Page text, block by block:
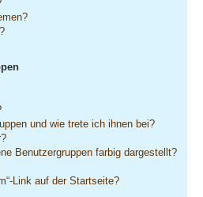
und wie trete ich ihnen bei?
Benutzergruppen farbig dargestellt?
Link auf der Startseite?